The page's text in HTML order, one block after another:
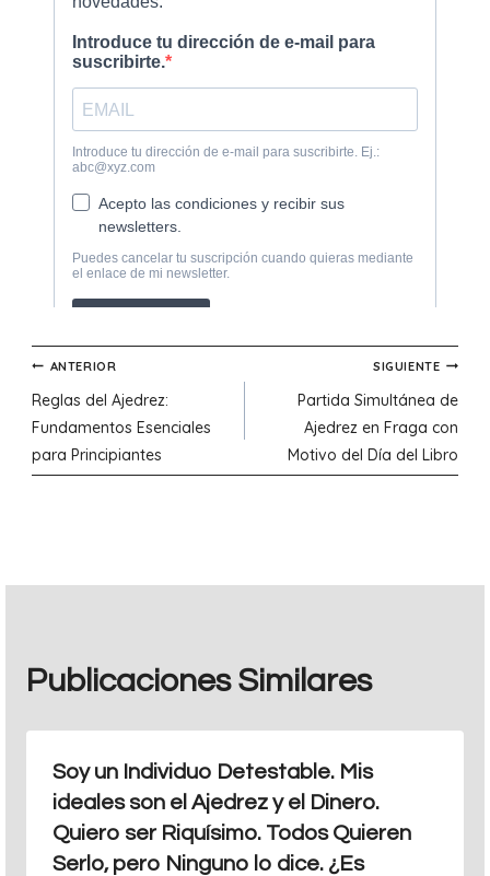
Navegación
de
entradas
ANTERIOR
Reglas del Ajedrez:
Fundamentos Esenciales
para Principiantes
SIGUIENTE
Partida Simultánea de
Ajedrez en Fraga con
Motivo del Día del Libro
Publicaciones Similares
Soy un Individuo Detestable. Mis
ideales son el Ajedrez y el Dinero.
Quiero ser Riquísimo. Todos Quieren
Serlo, pero Ninguno lo dice. ¿Es